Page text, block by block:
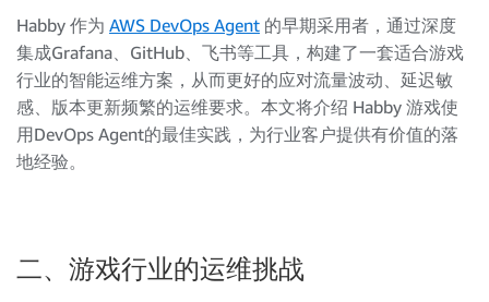
Habby 作为 AWS DevOps Agent 的早期采用者，通过深度
集成Grafana、GitHub、飞书等工具，构建了一套适合游戏
行业的智能运维方案，从而更好的应对流量波动、延迟敏
感、版本更新频繁的运维要求。本文将介绍 Habby 游戏使
用DevOps Agent的最佳实践，为行业客户提供有价值的落
地经验。
二、游戏行业的运维挑战